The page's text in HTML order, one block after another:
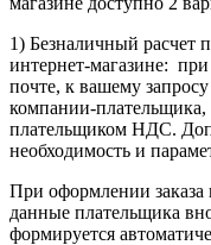
1) Безналичный расчет
интернет-магазине:
почте, к вашему
компании-плательщика,
плательщиком НДС.
необходимость и
При оформлении заказа
данные плательщика
формируется